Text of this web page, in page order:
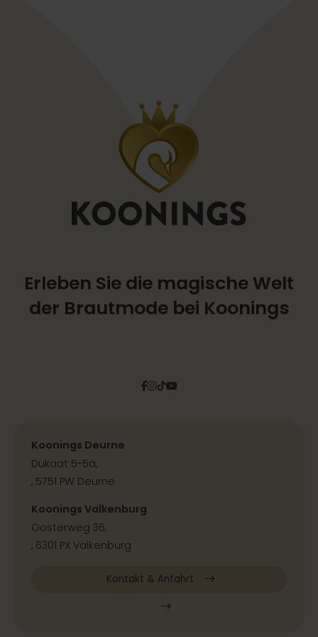
Erleben Sie die magische Welt
der Brautmode bei Koonings
Facebook
Instagram
TiktokPinterest
YouTube
Koonings Deurne
Dukaat 5-5a,
, 5751 PW Deurne
Koonings Valkenburg
Oosterweg 36,
, 6301 PX Valkenburg
Kontakt & Anfahrt